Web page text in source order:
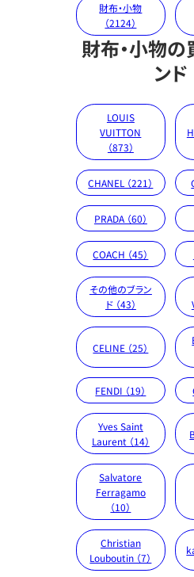
財布・小物
（2124）
財布・小物
ンド
LOUIS
VUITTON
（873）
CHANEL （221）
PRADA （60）
COACH （45）
その他のブラン
ド （43）
CELINE （25）
FENDI （19）
Yves Saint
Laurent （14）
Salvatore
Ferragamo
（10）
Christian
Louboutin （7）